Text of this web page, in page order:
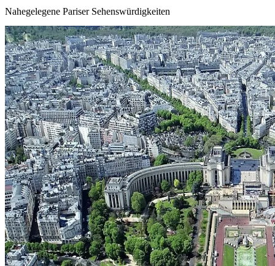
Nahegelegene Pariser Sehenswürdigkeiten